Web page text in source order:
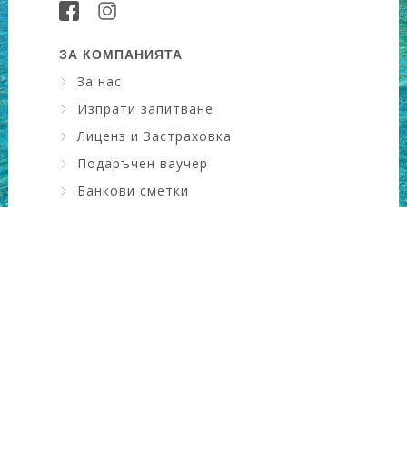
ЗА КОМПАНИЯТА
За нас
Изпрати запитване
Лиценз и Застраховка
Подаръчен ваучер
Банкови сметки